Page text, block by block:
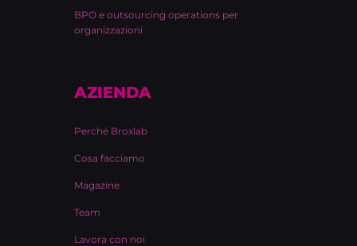
BPO e outsourcing operations per
organizzazioni
AZIENDA
Perché Broxlab
Cosa facciamo
Magazine
Team
Lavora con noi